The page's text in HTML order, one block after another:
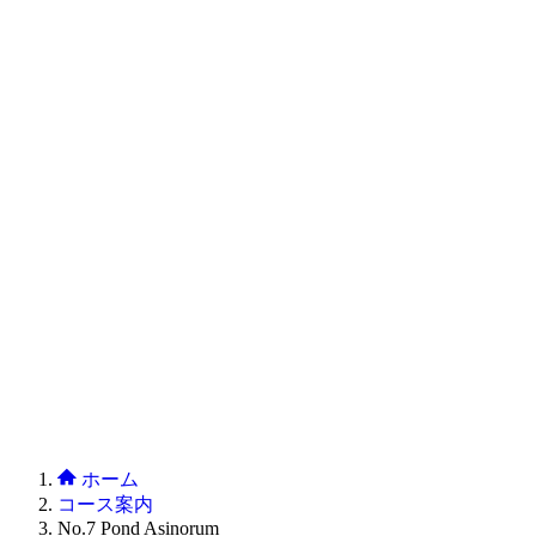
ホーム
コース案内
No.7 Pond Asinorum